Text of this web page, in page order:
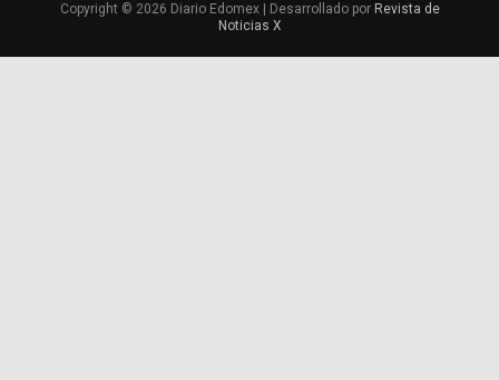
Copyright © 2026 Diario Edomex | Desarrollado por Revista de
Noticias X